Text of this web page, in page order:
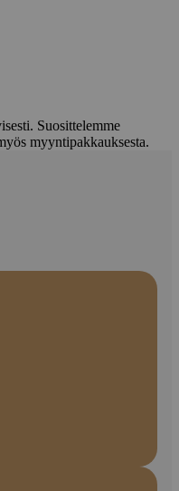
Suosittelemme
myyntipakkauksesta.